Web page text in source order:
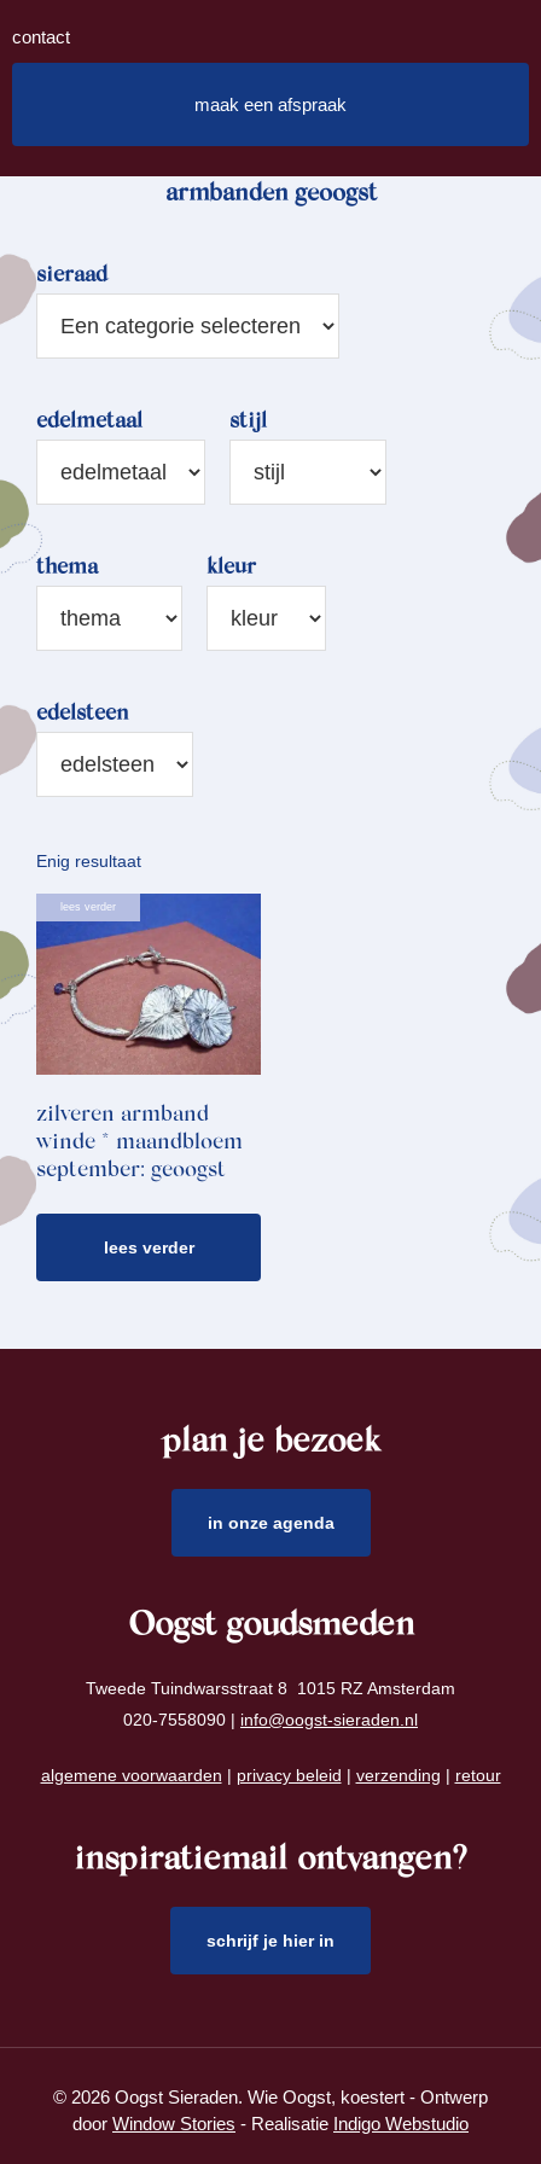
contact
maak een afspraak
armbanden geoogst
sieraad
edelmetaal stijl
thema kleur
edelsteen
Enig resultaat
lees verder
zilveren armband
winde * maandbloem
september: geoogst
lees verder
plan je bezoek
in onze agenda
Oogst goudsmeden
Tweede Tuindwarsstraat 8 1015 RZ Amsterdam
020-7558090 | info@oogst-sieraden.nl
algemene voorwaarden | privacy beleid | verzending | retour
inspiratiemail ontvangen?
schrijf je hier in
© 2026 Oogst Sieraden. Wie Oogst, koestert - Ontwerp
door Window Stories - Realisatie Indigo Webstudio